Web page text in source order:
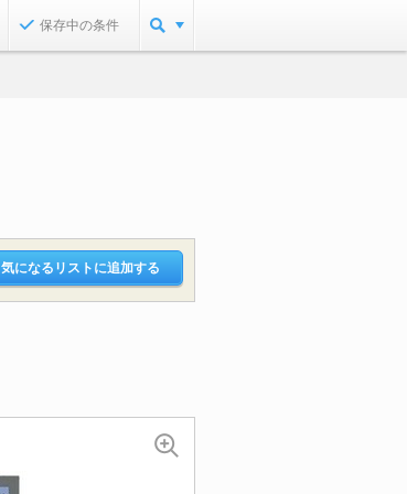
保存中の条件
気になるリストに追加する